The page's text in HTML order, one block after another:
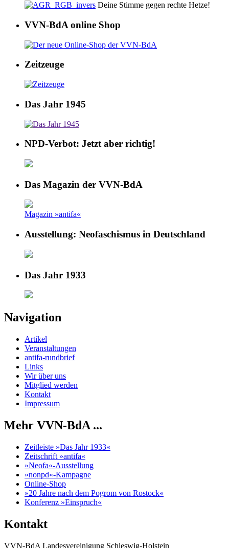
Deine Stimme gegen rechte Hetze!
VVN-BdA online Shop
Zeitzeuge
Das Jahr 1945
NPD-Verbot: Jetzt aber richtig!
Das Magazin der VVN-BdA
Magazin »antifa«
Ausstellung: Neofaschismus in Deutschland
Das Jahr 1933
Navigation
Artikel
Veranstaltungen
antifa-rundbrief
Links
Wir über uns
Mitglied werden
Kontakt
Impressum
Mehr VVN-BdA ...
Zeitleiste »Das Jahr 1933«
Zeitschrift »antifa«
»Neofa«-Ausstellung
»nonpd«-Kampagne
Online-Shop
»20 Jahre nach dem Pogrom von Rostock«
Konferenz »Einspruch«
Kontakt
VVN-BdA Landesvereinigung Schleswig-Holstein